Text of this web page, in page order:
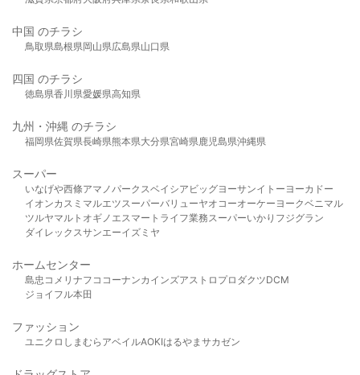
中国 のチラシ
鳥取県島根県岡山県広島県山口県
四国 のチラシ
徳島県香川県愛媛県高知県
九州・沖縄 のチラシ
福岡県佐賀県長崎県熊本県大分県宮崎県鹿児島県沖縄県
スーパー
いなげや西條アマノパークスベイシア ビッグヨーサンイトーヨーカドー
イオンカスミ マルエツスーパーバリューヤオコーオーケー ヨークベニマル
ツルヤマルト オギノ エスマート ライフ業務スーパーいかり フジグラン
ダイレックスサンエーイズミヤ
ホームセンター
島忠 コメリ ナフコ コーナンカインズアストロプロダクツDCM
ジョイフル本田
ファッション
ユニクロ しまむら アベイルAOKIはるやま サカゼン